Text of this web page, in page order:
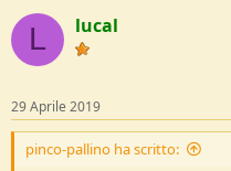
c
i
o
s
:
L lucal
29 Aprile 2019
pinco-pallino ha scritto: